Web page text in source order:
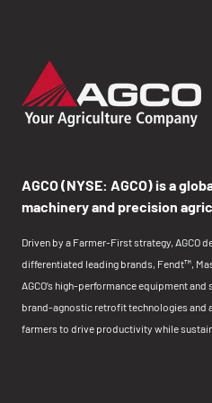
AGCO (NYSE: AGCO) is a
machinery and precision
Driven by a Farmer-First strategy, AGCO
differentiated leading brands, Fendt™,
AGCO’s high-performance equipment
brand-agnostic retrofit technologies and
farmers to drive productivity while